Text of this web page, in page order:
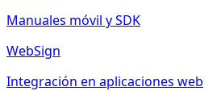
Manuales móvil y SDK
WebSign
Integración en aplicaciones web